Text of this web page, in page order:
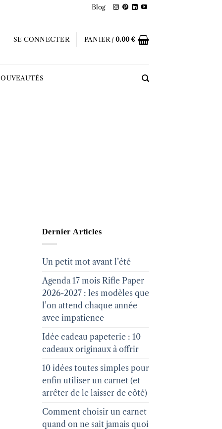
Blog
SE CONNECTER PANIER /0.00€
Dernier Articles
Un petit mot avant l’été
Agenda 17 mois Rifle Paper
2026-2027 : les modèles que
l’on attend chaque année
avec impatience
Idée cadeau papeterie : 10
cadeaux originaux à offrir
10 idées toutes simples pour
enfin utiliser un carnet (et
arrêter de le laisser de côté)
Comment choisir un carnet
quand on ne sait jamais quoi